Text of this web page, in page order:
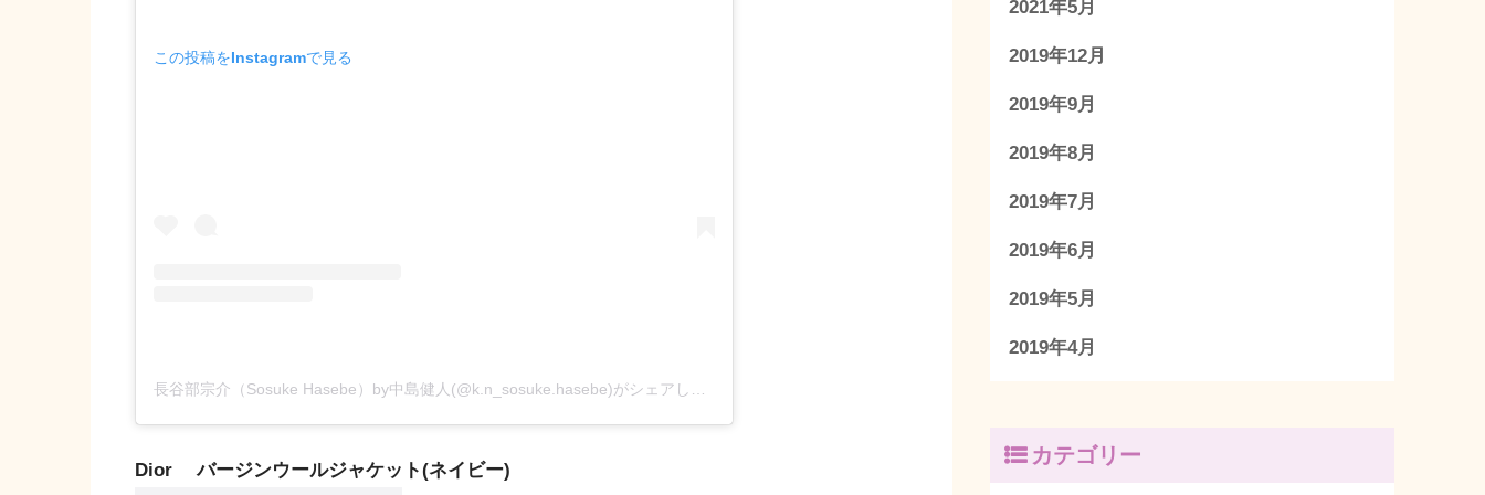
この投稿をInstagramで見る
Dior バージンウールジャケット(ネイビー)
2021年5月
2019年12月
2019年9月
2019年8月
2019年7月
2019年6月
2019年5月
2019年4月
カテゴリー